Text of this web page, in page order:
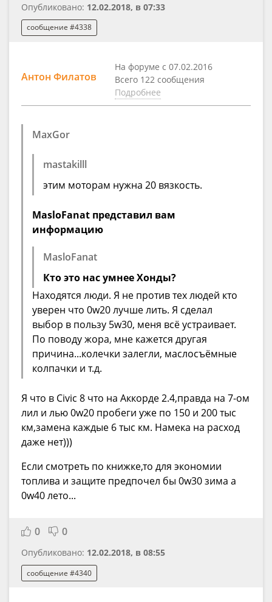
Опубликовано: 12.02.2018, в 07:33
сообщение #4338
Антон Филатов
На форуме с 07.02.2016
Всего 122 сообщения
Подробнее
MaxGor
mastakilll
этим моторам нужна 20 вязкость.
MasloFanat представил вам
информацию
MasloFanat
Кто это нас умнее Хонды?
Находятся люди. Я не против тех людей кто
уверен что 0w20 лучше лить. Я сделал
выбор в пользу 5w30, меня всё устраивает.
По поводу жора, мне кажется другая
причина...колечки залегли, маслосъёмные
колпачки и т.д.
Я что в Civic 8 что на Аккорде 2.4,правда на 7-ом
лил и лью 0w20 пробеги уже по 150 и 200 тыс
км,замена каждые 6 тыс км. Намека на расход
даже нет)))
Если смотреть по книжке,то для экономии
топлива и защите предпочел бы 0w30 зима а
0w40 лето...
0 0
Опубликовано: 12.02.2018, в 08:55
сообщение #4340